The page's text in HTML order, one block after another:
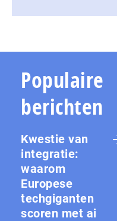
Populaire
berichten
Kwestie van
integratie:
waarom
Europese
techgiganten
scoren met ai